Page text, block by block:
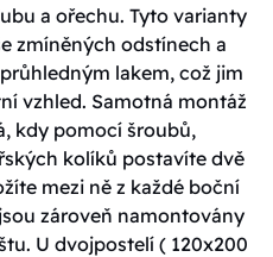
a ořechu. Tyto varianty
zmíněných odstínech a
lakem, což jim
vzhled. Samotná montáž
kdy pomocí šroubů,
kolíků postavíte dvě
mezi ně z každé boční
zároveň namontovány
U dvojpostelí ( 120x200